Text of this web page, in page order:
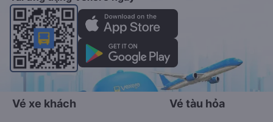
Vé xe khách Vé tàu hỏa